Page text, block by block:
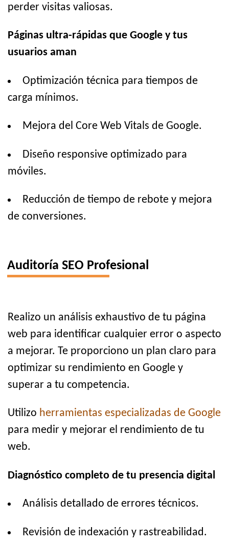
perder visitas valiosas.
Páginas ultra-rápidas que Google y tus
usuarios aman
Optimización técnica para tiempos de
carga mínimos.
Mejora del Core Web Vitals de Google.
Diseño responsive optimizado para
móviles.
Reducción de tiempo de rebote y mejora
de conversiones.
Auditoría SEO Profesional
Realizo un análisis exhaustivo de tu página
web para identificar cualquier error o aspecto
a mejorar. Te proporciono un plan claro para
optimizar su rendimiento en Google y
superar a tu competencia.
Utilizo herramientas especializadas de Google
para medir y mejorar el rendimiento de tu
web.
Diagnóstico completo de tu presencia digital
Análisis detallado de errores técnicos.
Revisión de indexación y rastreabilidad.